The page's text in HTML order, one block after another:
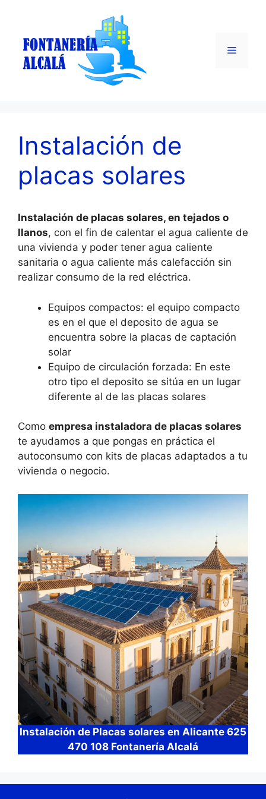
contenido
Menú
Instalación de
placas solares
Instalación de placas solares, en tejados o
llanos, con el fin de calentar el agua caliente de
una vivienda y poder tener agua caliente
sanitaria o agua caliente más calefacción sin
realizar consumo de la red eléctrica.
Equipos compactos: el equipo compacto
es en el que el deposito de agua se
encuentra sobre la placas de captación
solar
Equipo de circulación forzada: En este
otro tipo el deposito se sitúa en un lugar
diferente al de las placas solares
Como empresa instaladora de placas solares
te ayudamos a que pongas en práctica el
autoconsumo con kits de placas adaptados a tu
vivienda o negocio.
Instalación de Placas solares en Alicante 625
470 108 Fontanería Alcalá